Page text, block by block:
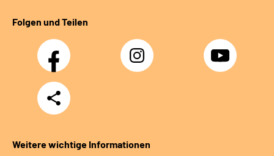
Folgen und Teilen
Facebook Instagram YouTube
Teilen
Weitere wichtige Informationen